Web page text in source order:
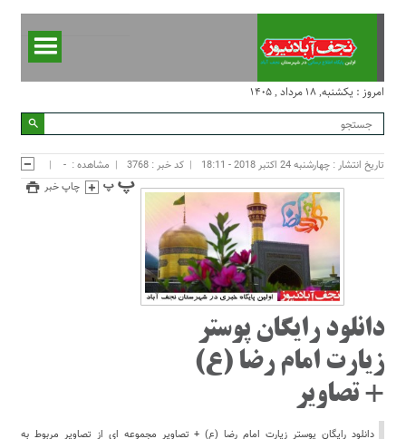
امروز : یکشنبه, ۱۸ مرداد , ۱۴۰۵
تاریخ انتشار : چهارشنبه 24 اکتبر 2018 - 18:11 کد خبر : 3768 مشاهده : -
چاپ خبر
دانلود رایگان پوستر
زیارت امام رضا (ع)
+ تصاویر
دانلود رایگان پوستر زیارت امام رضا (ع) + تصاویر مجموعه ای از تصاویر مربوط به